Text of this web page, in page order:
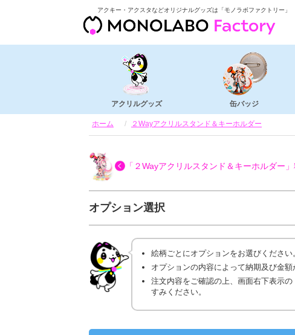
アクキー・アクスタなどオリジナルグッズは「モノラボファクトリー」
アクリルグッズ 缶バッジ
ホーム ２Wayアクリルスタンド＆キーホルダー
「２Wayアクリルスタンド＆キーホルダー」
オプション選択
絵柄ごとにオプションをお選びください
オプションの内容によって納期及び金
注文内容をご確認の上、画面右下表示
すみください。